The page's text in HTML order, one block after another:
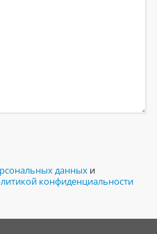
данных и
конфиденциальности